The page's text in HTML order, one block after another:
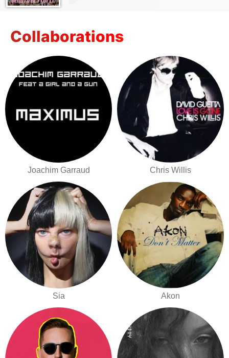
Collaborations
Joachim Garraud Chris Willis
Sia Akon